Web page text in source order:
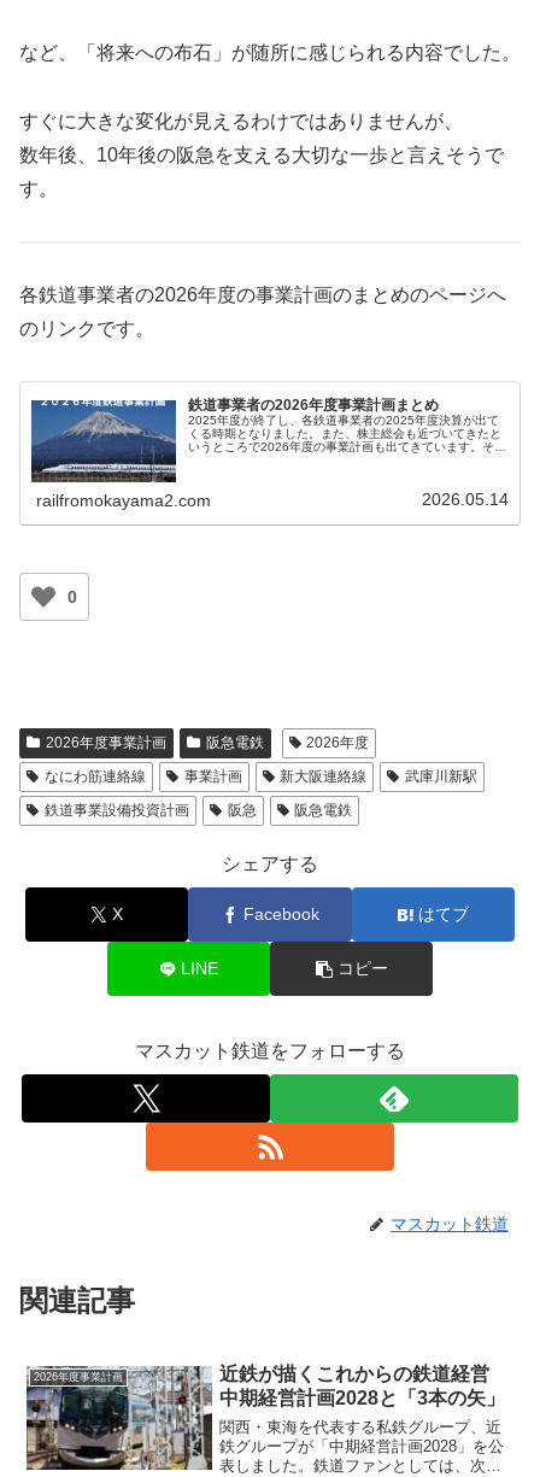
など、「将来への布石」が随所に感じられる内容でした。
すぐに大きな変化が見えるわけではありませんが、
数年後、10年後の阪急を支える大切な一歩と言えそうで
す。
各鉄道事業者の2026年度の事業計画のまとめのページへ
のリンクです。
鉄道事業者の2026年度事業計画まとめ
2025年度が終了し、各鉄道事業者の2025年度決算が出て
くる時期となりました。また、株主総会も近づいてきたと
いうところで2026年度の事業計画も出てきています。そこ
railfromokayama2.com 2026.05.14
0
2026年度事業計画 阪急電鉄
2026年度
なにわ筋連絡線
事業計画 新大阪連絡線
武庫川新駅
鉄道事業設備投資計画
阪急 阪急電鉄
シェアする
X Facebook はてブ
LINE コピー
マスカット鉄道をフォローする
マスカット鉄道
関連記事
2026年度事業計画
近鉄が描くこれからの鉄道経営
中期経営計画2028と「3本の矢」
関西・東海を代表する私鉄グループ、近
鉄グループが「中期経営計画2028」を公
表しました。鉄道ファンとしては、次の3